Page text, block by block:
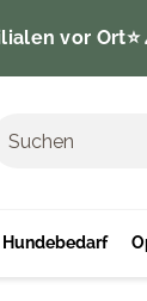
vor Ort
Hundebedarf